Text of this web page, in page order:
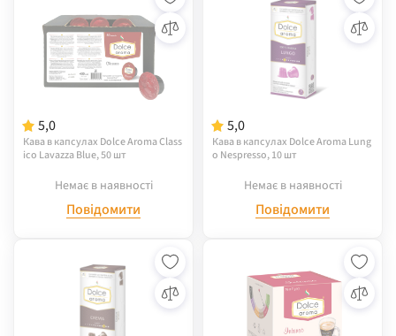
5,0
Кава в капсулах Dolce Aroma Class
ico Lavazza Blue, 50 шт
Немає в наявності
Повідомити
5,0
Кава в капсулах Dolce Aroma Lung
o Nespresso, 10 шт
Немає в наявності
Повідомити